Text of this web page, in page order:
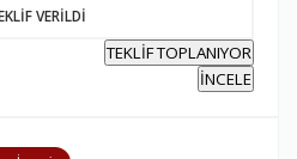
VERİLDİ
TEKLİF TOPLANIYOR
İNCELE